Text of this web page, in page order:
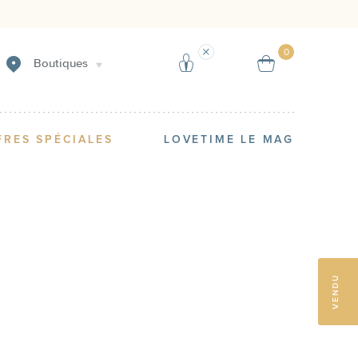
Boutiques
0
SPÉCIALES LOVETIME LE MAG
VENDU